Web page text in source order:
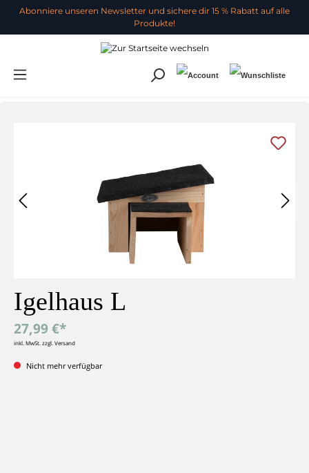
Abonniere unseren Newsletter und sichere dir 15 % Rabatt auf alle
Produkte!
Igelhaus L
27,99 €*
inkl. MwSt. zzgl. Versand
Nicht mehr verfügbar